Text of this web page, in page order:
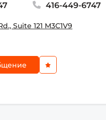
416-449-6747
Suite 121 M3C1V9